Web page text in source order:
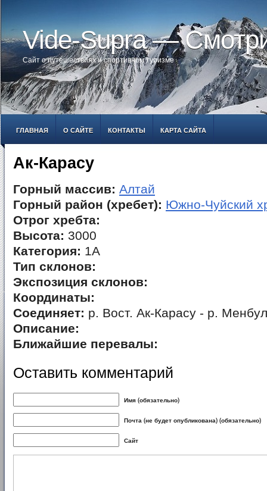
Vide-Supra —
Сайт о путешествиях и спортивном туризме
ГЛАВНАЯ О САЙТЕ КОНТАКТЫ КАРТА САЙТА
Ак-Карасу
Горный массив: Алтай
Горный район (хребет): Южно-Чуйский
Отрог хребта:
Высота: 3000
Категория: 1А
Тип склонов:
Экспозиция склонов:
Координаты:
Соединяет: р. Вост. Ак-Карасу - р.
Описание:
Ближайшие перевалы:
Оставить комментарий
Имя (обязательно)
Почта (не будет опубликована) (обязательно)
Сайт